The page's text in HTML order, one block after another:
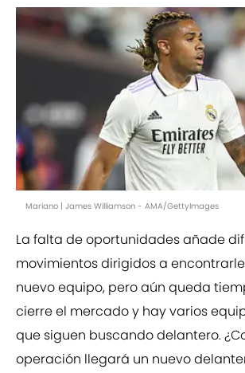
Mariano | James Williamson - AMA/GettyImages
La falta de oportunidades añade
movimientos dirigidos a
nuevo equipo, pero aún queda
cierre el mercado y hay varios
que siguen buscando delantero.
operación llegará un nuevo